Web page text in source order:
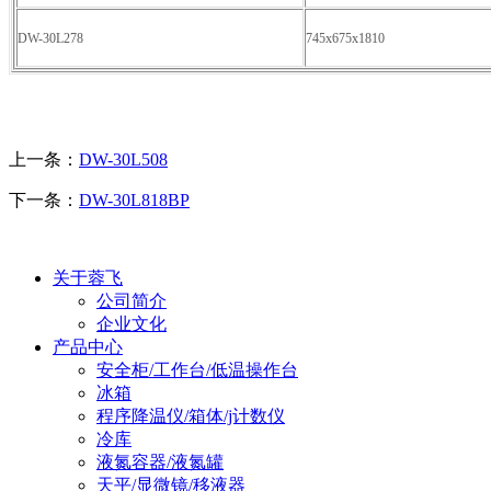
DW-30L278 745x675x1810
上一条： DW-30L508
下一条： DW-30L818BP
关于蓉飞
公司简介
企业文化
产品中心
安全柜/工作台/低温操作台
冰箱
程序降温仪/箱体/j计数仪
冷库
液氮容器/液氮罐
天平/显微镜/移液器